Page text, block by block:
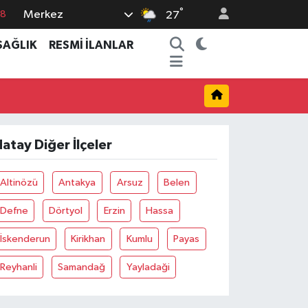
Merkez 27°
RESMİ İLANLAR
Diğer İlçeler
Altinözü Antakya Arsuz Belen
Defne Dörtyol Erzin Hassa
İskenderun Kirikhan Kumlu Payas
Reyhanli Samandağ Yayladaği